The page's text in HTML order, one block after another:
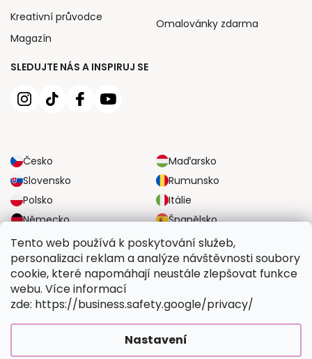
Tento web používá k poskytování služeb,
personalizaci reklam a analýze návštěvnosti soubory
cookie, které napomáhají neustále zlepšovat funkce
webu. Více informací
zde: https://business.safety.google/privacy/
Nastavení
SLEDUJTE NÁS A INSPIRUJ SE
Česko
Maďarsko
Slovensko
Rumunsko
Polsko
Itálie
Německo
Španělsko
Velká Británie
Rakousko
Kreativní průvodce
Magazín
Omalovánky zdarma
SPOLEHLIVÉ MOŽNOSTI DOPRAVY
BEZPEČNÉ MOŽNOSTI PLATBY